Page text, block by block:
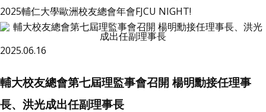
2025輔仁大學歐洲校友總會年會FJCU NIGHT!
2025.06.16
輔大校友總會第七屆理監事會召開 楊明勳接任理事
長、洪光成出任副理事長